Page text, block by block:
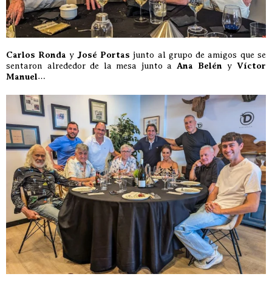
Carlos Ronda y José Portas junto al grupo de amigos que se
sentaron alrededor de la mesa junto a Ana Belén y Víctor
Manuel…